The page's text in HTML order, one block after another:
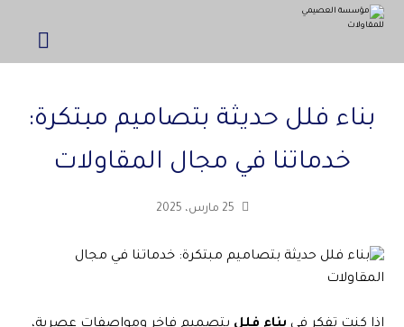
بناء فلل حديثة بتصاميم مبتكرة:
خدماتنا في مجال المقاولات
25 مارس، 2025